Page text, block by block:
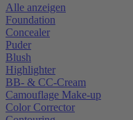
Alle anzeigen
Foundation
Concealer
Puder
Blush
Highlighter
BB- & CC-Cream
Camouflage Make-up
Color Corrector